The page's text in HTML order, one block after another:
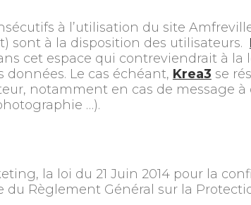
à l’utilisation du site
sont à la disposition des utilisateurs.
cet espace qui contreviendrait à la
Le cas échéant, Krea3 se
notamment en cas de message à
…).
la loi du 21 Juin 2014 pour la
Règlement Général sur la